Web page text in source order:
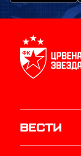
Вести